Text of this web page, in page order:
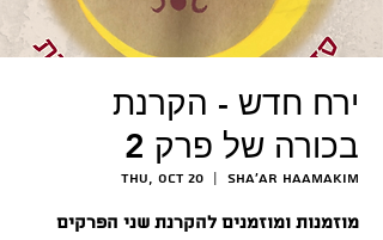
ירח חדש - הקרנת
בכורה של פרק 2
Thu, Oct 20
  |
Sha'ar HaAmakim
מוזמנות ומוזמנים להקרנת שני הפרקים